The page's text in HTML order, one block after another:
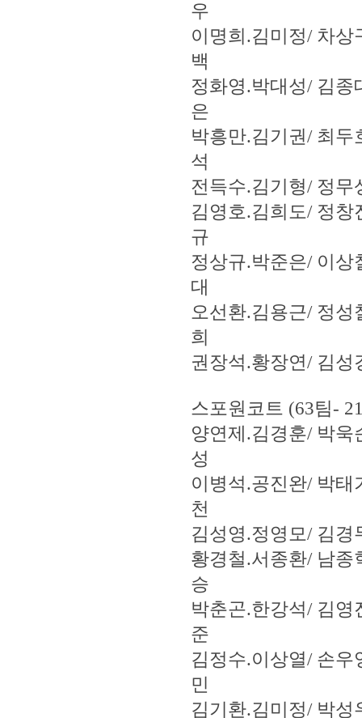
우
이명희.김미정/ 차
백
정화영.박대성/ 김종
은
박흥만.김기권/ 최
석
전득수.김기형/ 정무
김영호.김희도/ 정
규
정상규.박준은/ 이상
대
오선환.김용근/ 정성
희
권장석.황장연/ 김성
스포원코트 (63팀-
양연제.김경훈/ 박
성
이병석.공진완/ 박
천
김성영.정영모/ 김
황경철.서종환/ 남종
승
박춘곤.한강석/ 김
준
김정수.이상열/ 손
민
김기환.김미정/ 박